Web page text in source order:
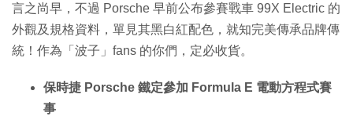
言之尚早，不過 Porsche 早前公布參賽戰車 99X Electric 的
外觀及規格資料，單見其黑白紅配色，就知完美傳承品牌傳
統！作為「波子」fans 的你們，定必收貨。
保時捷 Porsche 鐵定參加 Formula E 電動方程式賽
事